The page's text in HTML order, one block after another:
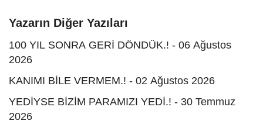
Yazarın Diğer Yazıları
100 YIL SONRA GERİ DÖNDÜK.! - 06 Ağustos
2026
KANIMI BİLE VERMEM.! - 02 Ağustos 2026
YEDİYSE BİZİM PARAMIZI YEDİ.! - 30 Temmuz
2026